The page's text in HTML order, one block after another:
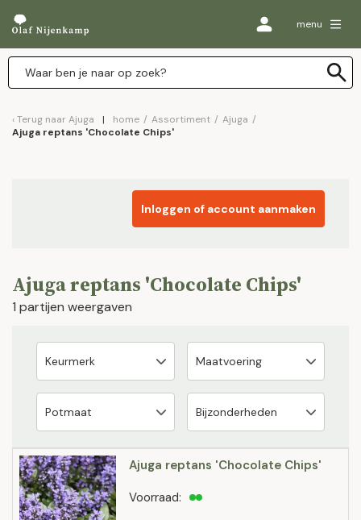
menu
Terug naar Ajuga home / Assortiment / Ajuga /
Ajuga reptans 'Chocolate Chips'
Inloggen of account aanmaken
Ajuga reptans 'Chocolate Chips'
1 partijen weergaven
Ajuga reptans 'Chocolate Chips'
Voorraad: